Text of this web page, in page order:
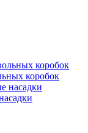
коробок